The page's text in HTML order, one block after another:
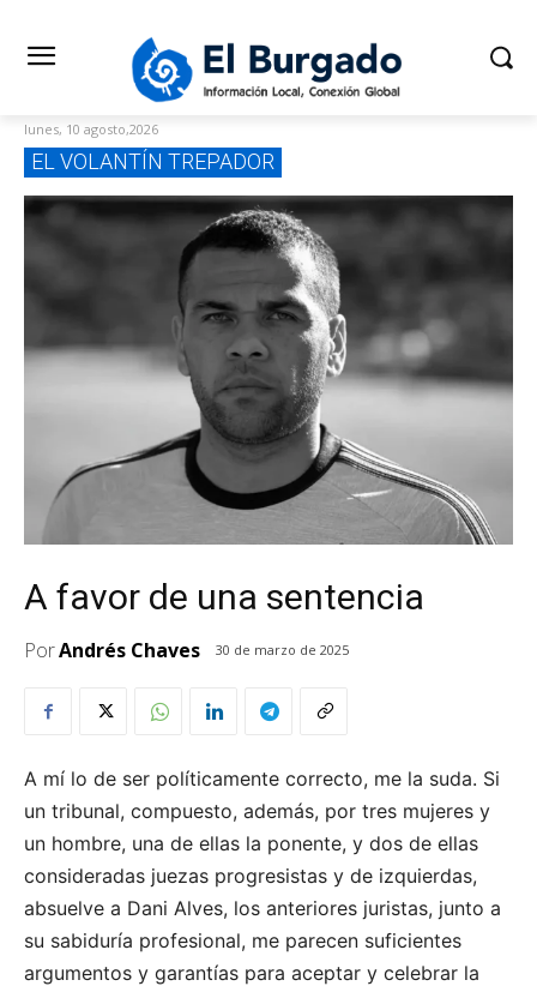
lunes, 10 agosto,2026
EL VOLANTÍN TREPADOR
A favor de una sentencia
PorAndrés Chaves 30 de marzo de 2025
A mí lo de ser políticamente correcto, me la suda. Si
un tribunal, compuesto, además, por tres mujeres y
un hombre, una de ellas la ponente, y dos de ellas
consideradas juezas progresistas y de izquierdas,
absuelve a Dani Alves, los anteriores juristas, junto a
su sabiduría profesional, me parecen suficientes
argumentos y garantías para aceptar y celebrar la